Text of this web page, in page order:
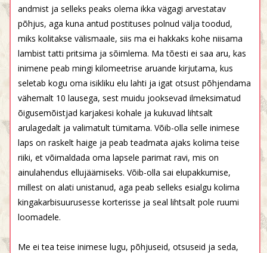
andmist ja selleks peaks olema ikka vägagi arvestatav
põhjus, aga kuna antud postituses polnud välja toodud,
miks kolitakse välismaale, siis ma ei hakkaks kohe niisama
lambist tatti pritsima ja sõimlema. Ma tõesti ei saa aru, kas
inimene peab mingi kilomeetrise aruande kirjutama, kus
seletab kogu oma isikliku elu lahti ja igat otsust põhjendama
vähemalt 10 lausega, sest muidu jooksevad ilmeksimatud
õigusemõistjad karjakesi kohale ja kukuvad lihtsalt
arulagedalt ja valimatult tümitama. Võib-olla selle inimese
laps on raskelt haige ja peab teadmata ajaks kolima teise
riiki, et võimaldada oma lapsele parimat ravi, mis on
ainulahendus ellujäämiseks. Võib-olla sai elupakkumise,
millest on alati unistanud, aga peab selleks esialgu kolima
kingakarbisuurusesse korterisse ja seal lihtsalt pole ruumi
loomadele.
Me ei tea teise inimese lugu, põhjuseid, otsuseid ja seda,